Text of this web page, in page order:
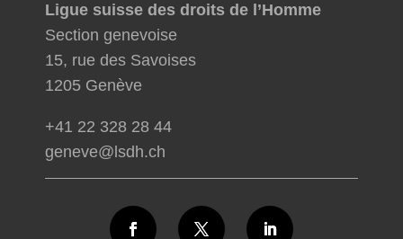
Ligue suisse des droits de l’Homme
Section genevoise
15, rue des Savoises
1205 Genève
+41 22 328 28 44
geneve@lsdh.ch